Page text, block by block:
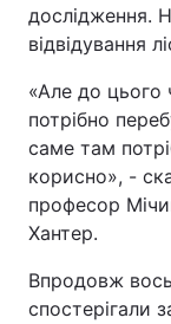
дослідження.
відвідування
«Але до цього
потрібно
саме там
корисно», -
професор
Хантер.
Впродовж
спостерігали